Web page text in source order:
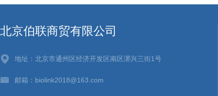
北京伯联商贸有限公司
地址：北京市通州区经济开发区南区漷兴三街1号
邮箱：biolink2018@163.com